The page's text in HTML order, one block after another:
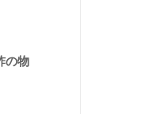
の物